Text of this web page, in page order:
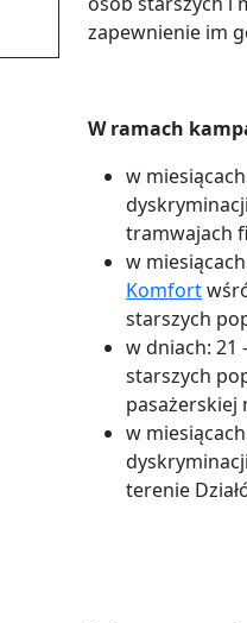
zapewnienie im
W ramach
w
tramwajach
w
Komfort
starszych
w dniach: 21
starszych
pasażerskiej
w
terenie